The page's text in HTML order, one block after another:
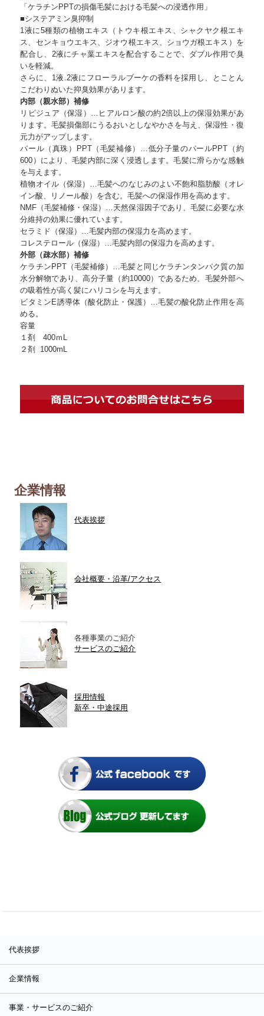
「ケラチンPPTの損傷毛髪における毛髪への浸透作用」
■システアミン臭抑制
1液に5種類の植物エキス（トウキ根エキス、シャクヤク根エキ
ス、センキョウエキス、ジオウ根エキス、ショウガ根エキス）を
配合し、2液にチャ葉エキスを配合することで、ダブル作用で臭
いを軽減。
さらに、1液.2液にフローラルブーケの香料を採用し、とことん
こだわりぬいた抑臭効果があります。
内部（親水部）補修
リピジュア（保湿）…ヒアルロン酸の約2倍以上の保湿効果があ
ります。毛髪損傷部にうるおいとしなやかさを与え、保湿性・復
元力がアップします。
パール（真珠）PPT（毛髪補修）…低分子量のパールPPT（約
600）により、毛髪内部に深く浸透します。毛髪に滑らかな感触
を与えます。
植物オイル（保湿）…毛髪へのなじみのよい不飽和脂肪酸（オレ
イン酸、リノール酸）を含む。毛髪への保湿作用を高めます。
NMF（毛髪補修・保湿）…天然保湿因子であり、毛髪に必要な水
分維持の効果に優れています。
セラミド（保湿）…毛髪内部の保湿力を高めます。
コレステロール（保湿）…毛髪内部の保湿力を高めます。
外部（疎水部）補修
ケラチンPPT（毛髪補修）…毛髪と同じケラチンタンパク質の加
水分解物であり、高分子量（約10000）であるため、毛髪外部へ
の吸着性が高く髪にハリコシを与えます。
ビタミンE誘導体（酸化防止・保護）…毛髪の酸化防止作用を高
める。
容量
１剤 400ｍL
２剤 1000mL
企業情報
代表挨拶
会社概要・沿革/アクセス
各種事業のご紹介
サービスのご紹介
採用情報
新卒・中途採用
代表挨拶
企業情報
事業・サービスのご紹介